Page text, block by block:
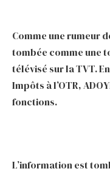
Comme une rumeur
tombée comme une
télévisé sur la TVT.
Impôts à l’OTR,
fonctions.
L’information est